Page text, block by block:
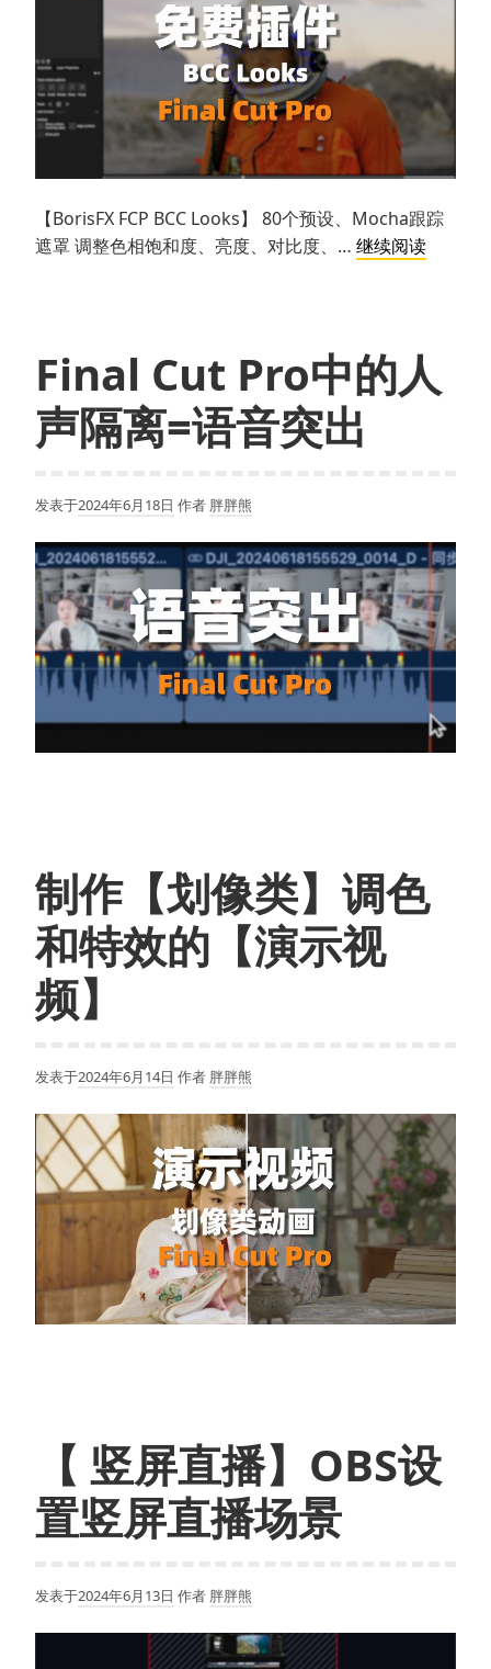
【BorisFX FCP BCC Looks】 80个预设、Mocha跟踪
遮罩 调整色相饱和度、亮度、对比度、… 继续阅读【免
个
跟
踪
插
件
BorisFX
FCP
BCC
Looks
Final Cut Pro中的人
声隔离=语音突出
发表于2024年6月18日 作者 胖胖熊
制作【划像类】调色
和特效的【演示视
频】
发表于2024年6月14日 作者 胖胖熊
【 竖屏直播】OBS设
置竖屏直播场景
发表于2024年6月13日 作者 胖胖熊